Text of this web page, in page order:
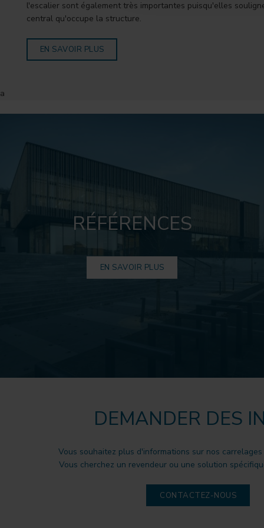
l'escalier sont également très importantes puisqu'elles
central qu'occupe la structure.
EN SAVOIR PLUS
a
RÉFÉRENCES
EN SAVOIR PLUS
DEMANDER DES
Vous souhaitez plus d'informations sur nos
Vous cherchez un revendeur ou une solution
CONTACTEZ-NOUS